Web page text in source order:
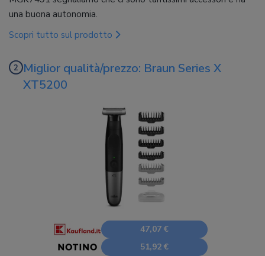
una buona autonomia.
Scopri tutto sul prodotto
Miglior qualità/prezzo: Braun Series X
XT5200
47,07 €
51,92 €